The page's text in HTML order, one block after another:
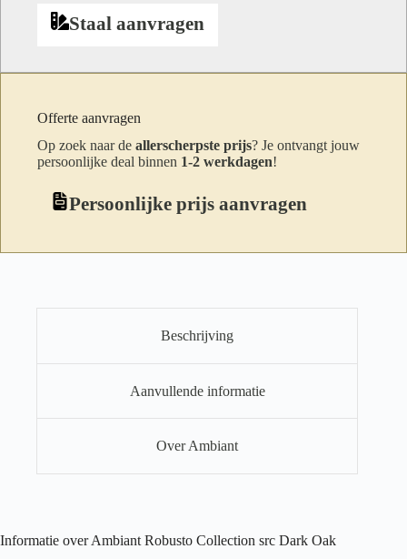
Staal aanvragen
Offerte aanvragen
Op zoek naar de allerscherpste prijs? Je ontvangt jouw
persoonlijke deal binnen 1-2 werkdagen!
Persoonlijke prijs aanvragen
Beschrijving
Aanvullende informatie
Over Ambiant
Informatie over Ambiant Robusto Collection src Dark Oak